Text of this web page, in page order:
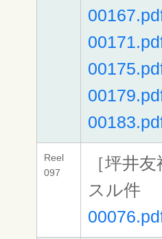
Reel
097
［坪井
スル件